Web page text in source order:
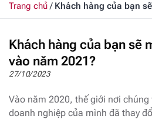
Trang chủ/ Khách hàng của bạn
năm 2021?
Khách hàng của bạn sẽ
vào năm 2021?
27/10/2023
Vào năm 2020, thế giới nơi chúng
doanh nghiệp của mình đã thay